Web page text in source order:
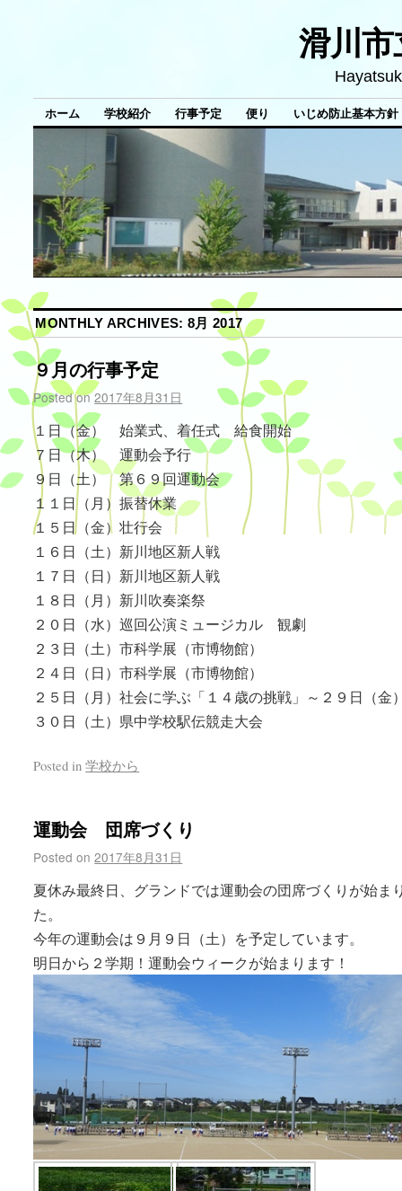
滑川市
ホーム 学校紹介 行事予定 便り いじめ防止基本方針
MONTHLY ARCHIVES:8月 2017
９月の行事予定
Posted on 2017年8月31日
１日（金） 始業式、着任式 給食開始
７日（木） 運動会予行
９日（土） 第６９回運動会
１１日（月）振替休業
１５日（金）壮行会
１６日（土）新川地区新人戦
１７日（日）新川地区新人戦
１８日（月）新川吹奏楽祭
２０日（水）巡回公演ミュージカル 観劇
２３日（土）市科学展（市博物館）
２４日（日）市科学展（市博物館）
２５日（月）社会に学ぶ「１４歳の挑戦」～２９日（金
３０日（土）県中学校駅伝競走大会
Posted in 学校から
運動会 団席づくり
Posted on 2017年8月31日
夏休み最終日、グランドでは運動会の団席づくりが始ま
た。
今年の運動会は９月９日（土）を予定しています。
明日から２学期！運動会ウィークが始まります！